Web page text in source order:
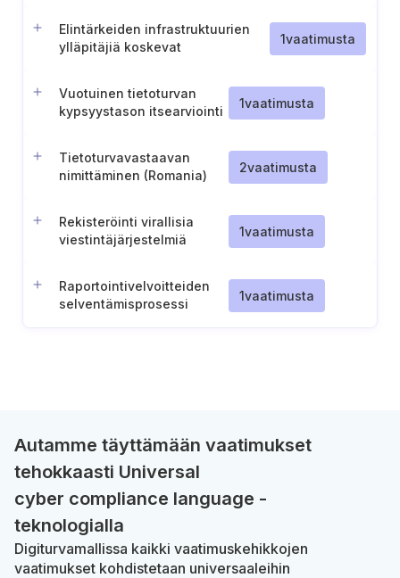
Elintärkeiden infrastruktuurien
ylläpitäjiä koskevat
(Saksa)
1vaatimusta
Vuotuinen tietoturvan
kypsyystason itsearviointi
1vaatimusta
Tietoturvavastaavan
nimittäminen (Romania)
2vaatimusta
Rekisteröinti virallisia
viestintäjärjestelmiä
1vaatimusta
Raportointivelvoitteiden
selventämisprosessi
1vaatimusta
Autamme täyttämään vaatimukset
tehokkaasti Universal
cyber compliance language -
teknologialla
Digiturvamallissa kaikki vaatimuskehikkojen
vaatimukset kohdistetaan universaaleihin